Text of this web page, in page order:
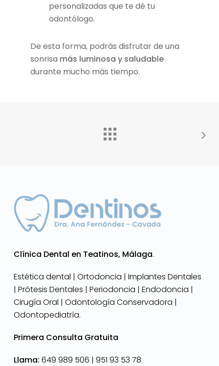
personalizadas que te dé tu
odontólogo.
De esta forma, podrás disfrutar de una
sonrisa más luminosa y saludable
durante mucho más tiempo.
Clínica Dental en Teatinos, Málaga.
Estética dental | Ortodoncia | Implantes Dentales
| Prótesis Dentales | Periodoncia | Endodoncia |
Cirugía Oral | Odontología Conservadora |
Odontopediatría.
Primera Consulta Gratuita
Llama: 649 989 506 | 951 93 53 78